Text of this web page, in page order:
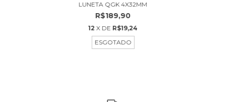
LUNETA QGK 4X32MM
R$189,90
12 X DE R$19,24
ESGOTADO